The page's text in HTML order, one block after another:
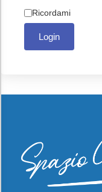
Ricordami
Login